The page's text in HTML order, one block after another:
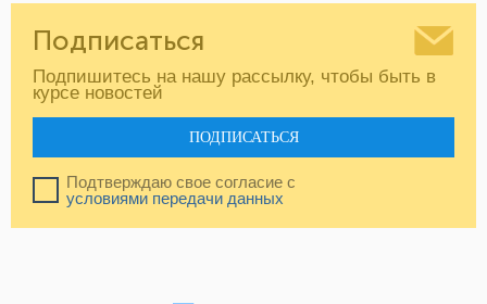
Подписаться
Подпишитесь на нашу рассылку, чтобы быть в
курсе новостей
ПОДПИСАТЬСЯ
Подтверждаю свое согласие с
условиями передачи данных